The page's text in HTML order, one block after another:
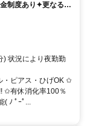
制度あり✦更なるス
) 状況により夜勤勤
ピアス・ひげOK ✩
✩有休消化率100％
ﾉ ﾟｰﾟ...